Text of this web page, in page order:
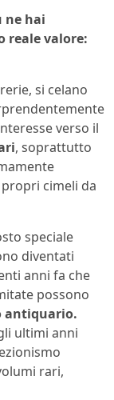
ne hai
reale valore:
si celano
verso il
, soprattutto
cimeli da
speciale
diventati
anni fa che
possono
antiquario.
ultimi anni
rari,